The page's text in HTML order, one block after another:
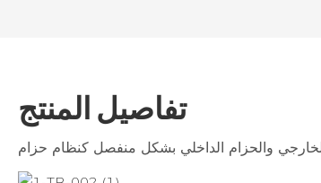
تفاصيل المنتج
والحزام الداخلي بشكل منفصل كنظام حزام